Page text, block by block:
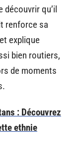
découvrir qu’il
renforce sa
explique
bien routiers,
de moments
: Découvrez
ethnie